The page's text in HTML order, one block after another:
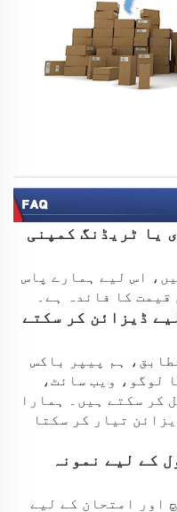
یا ٹریڈنگ کمپنی
ہیں، اس لیے ہمارے پاس
کا فائدہ ہے۔
لیے ڈیزائن کر سکتے
کے مطابق، ہم پیپر باکس
لوگو، ویب سائٹ،
کر سکتے ہیں۔ ہمارا
تیار کر سکتا
کے لیے نمونہ
اور امتحان کے لیے